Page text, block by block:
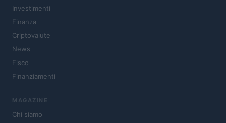
Investimenti
Finanza
Criptovalute
News
Fisco
Finanziamenti
MAGAZINE
Chi siamo